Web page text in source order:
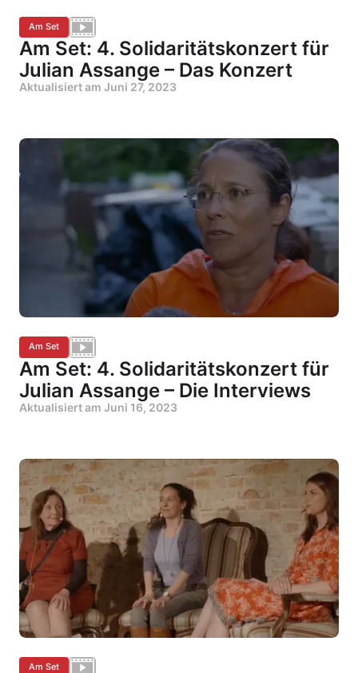
Am Set
Am Set: 4. Solidaritätskonzert für
Julian Assange – Das Konzert
Aktualisiert am Juni 27, 2023
Am Set
Am Set: 4. Solidaritätskonzert für
Julian Assange – Die Interviews
Aktualisiert am Juni 16, 2023
Am Set